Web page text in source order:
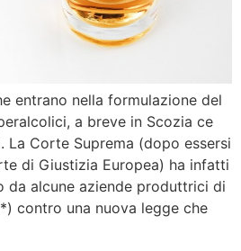
entrano nella formulazione del
a breve in Scozia ce
La Corte Suprema (dopo essersi
di Giustizia Europea) ha infatti
alcune aziende produttrici di
contro una nuova legge che